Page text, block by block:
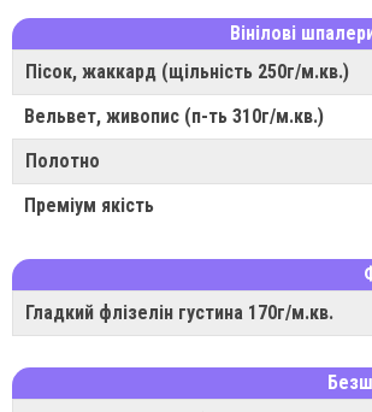
Вінілові
Пісок, жаккард (щільність 250г/м.кв.)
Вельвет, живопис (п-ть 310г/м.кв.)
Полотно
Преміум якість
Гладкий флізелін густина 170г/м.кв.